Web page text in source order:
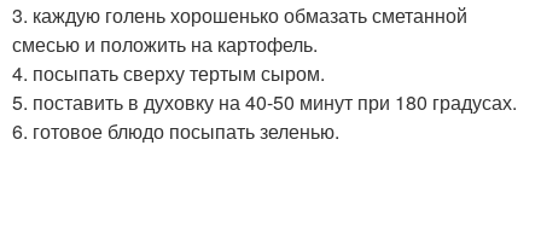
3. каждую голень хорошенько обмазать сметанной
смесью и положить на картофель.
4. посыпать сверху тертым сыром.
5. поставить в духовку на 40-50 минут при 180 градусах.
6. готовое блюдо посыпать зеленью.